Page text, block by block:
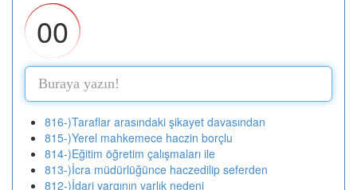
00
816-)Taraflar arasındaki şikayet davasından
815-)Yerel mahkemece haczin borçlu
814-)Eğitim öğretim çalışmaları ile
813-)İcra müdürlüğünce haczedilip seferden
812-)İdari yargının varlık nedeni